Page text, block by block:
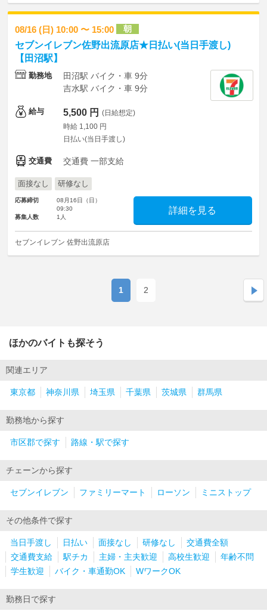
08/16 (日) 10:00 〜 15:00 朝
セブンイレブン佐野出流原店★日払い(当日手渡し)
【田沼駅】
勤務地
田沼駅 バイク・車 9分
吉水駅 バイク・車 9分
給与 5,500 円 (日給想定)
時給 1,100 円
日払い(当日手渡し)
交通費 交通費 一部支給
面接なし 研修なし
応募締切
08月16日（日）
09:30
募集人数
1人
詳細を見る
セブンイレブン 佐野出流原店
1 2
ほかのバイトも探そう
関連エリア
東京都 神奈川県 埼玉県 千葉県 茨城県 群馬県
勤務地から探す
市区郡で探す 路線・駅で探す
チェーンから探す
セブンイレブン ファミリーマート ローソン ミニストップ
その他条件で探す
当日手渡し 日払い 面接なし 研修なし
交通費全額
交通費支給
駅チカ 主婦・主夫歓迎 高校生歓迎
年齢不問
学生歓迎
バイク・車通勤OK WワークOK
勤務日で探す